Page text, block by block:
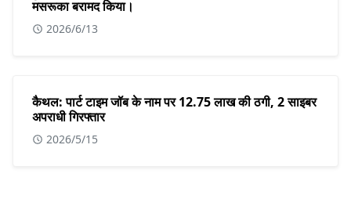
मसरूका बरामद किया।
2026/6/13
कैथल: पार्ट टाइम जॉब के नाम पर 12.75 लाख की ठगी, 2 साइबर
अपराधी गिरफ्तार
2026/5/15